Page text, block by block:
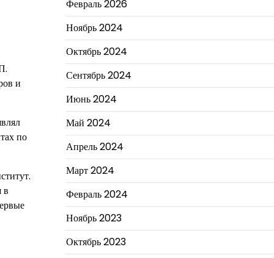
и
по
в
Февраль 2026
Ноябрь 2024
Октябрь 2024
Сентябрь 2024
Июнь 2024
Май 2024
Апрель 2024
Март 2024
Февраль 2024
Ноябрь 2023
Октябрь 2023